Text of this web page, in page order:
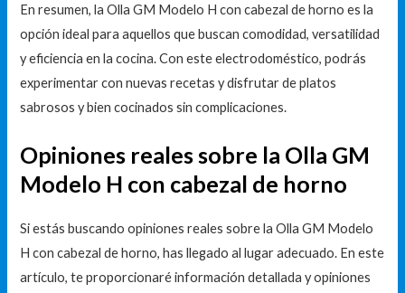
En resumen, la Olla GM Modelo H con cabezal de horno es la
opción ideal para aquellos que buscan comodidad, versatilidad
y eficiencia en la cocina. Con este electrodoméstico, podrás
experimentar con nuevas recetas y disfrutar de platos
sabrosos y bien cocinados sin complicaciones.
Opiniones reales sobre la Olla GM
Modelo H con cabezal de horno
Si estás buscando opiniones reales sobre la Olla GM Modelo
H con cabezal de horno, has llegado al lugar adecuado. En este
artículo, te proporcionaré información detallada y opiniones